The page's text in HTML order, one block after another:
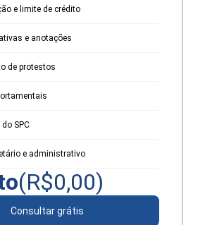
e limite de crédito
e anotações
de protestos
SPC
e administrativo
(R$0,00)
Consultar grátis